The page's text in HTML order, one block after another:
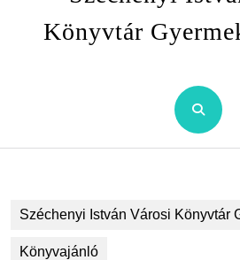
Könyvtár
Széchenyi István Városi Könyvtár
Könyvajánló